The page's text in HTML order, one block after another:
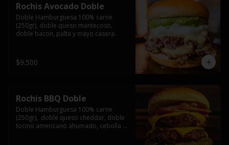
Rochis Avocado Doble
Doble Hamburguesa 100% carne
(250gr), doble queso mantecoso,
doble bacon, palta y mayo casera.
$9.500
Rochis BBQ Doble
Doble Hamburguesa 100% carne
(250gr),  doble queso cheddar, doble
tocino americano ahumado, cebolla